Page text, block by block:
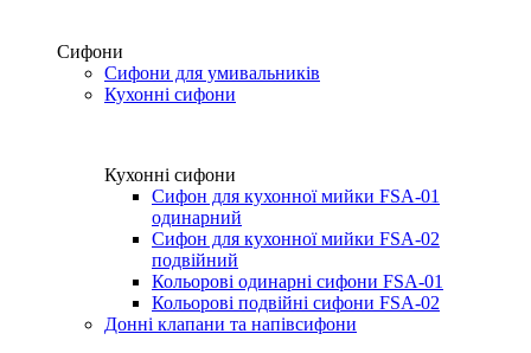
Сифони
Сифони для умивальників
Кухонні сифони
Кухонні сифони
Сифон для кухонної мийки FSA-01
одинарний
Сифон для кухонної мийки FSA-02
подвійний
Кольорові одинарні сифони FSA-01
Кольорові подвійні сифони FSA-02
Донні клапани та напівсифони